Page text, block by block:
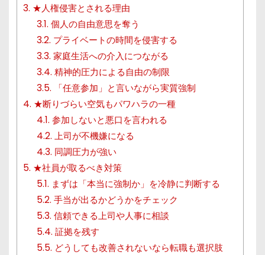
3. ★人権侵害とされる理由
3.1. 個人の自由意思を奪う
3.2. プライベートの時間を侵害する
3.3. 家庭生活への介入につながる
3.4. 精神的圧力による自由の制限
3.5. 「任意参加」と言いながら実質強制
4. ★断りづらい空気もパワハラの一種
4.1. 参加しないと悪口を言われる
4.2. 上司が不機嫌になる
4.3. 同調圧力が強い
5. ★社員が取るべき対策
5.1. まずは「本当に強制か」を冷静に判断する
5.2. 手当が出るかどうかをチェック
5.3. 信頼できる上司や人事に相談
5.4. 証拠を残す
5.5. どうしても改善されないなら転職も選択肢